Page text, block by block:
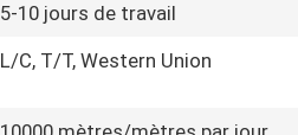
5-10 jours de travail
L/C, T/T, Western Union